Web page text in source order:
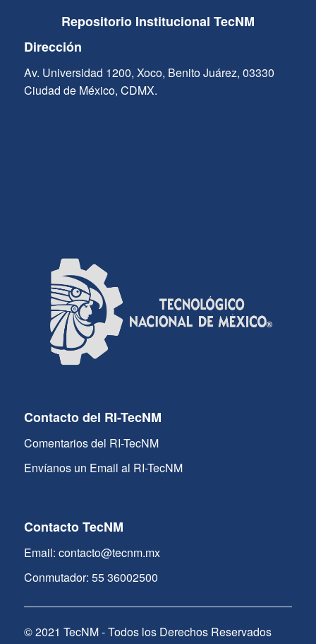
Repositorio Institucional TecNM
Dirección
Av. Universidad 1200, Xoco, Benito Juárez, 03330
Ciudad de México, CDMX.
Contacto del RI-TecNM
Comentarios del RI-TecNM
Envíanos un Email al RI-TecNM
Contacto TecNM
Email: contacto@tecnm.mx
Conmutador: 55 36002500
© 2021 TecNM - Todos los Derechos Reservados